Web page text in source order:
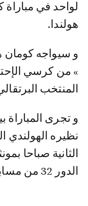
لواحد في مباراة
هولندا.
و سيواجه كومان
» من كرسي
المنتخب
و تجرى المباراة
نظيره الهولندي
الثانية صباحا
الدور 32 من مسابقة كأس العالم.